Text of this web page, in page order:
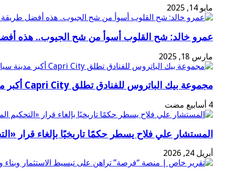
مايو 14, 2025
عمرو خالد: شح القلوب أسوأ من شح الجيوب.. هذه
مارس 18, 2025
مجموعة بيك الباتروس للفنادق تطلق Capri City أكبر مدينة سياحية متكاملة في سهل حشيش تضم 6 منتجعات و5 آلاف غرفة
المستشار علي فلاح يسطر حكمًا تاريخيًا بإلغاء قرار
أبريل 24, 2026